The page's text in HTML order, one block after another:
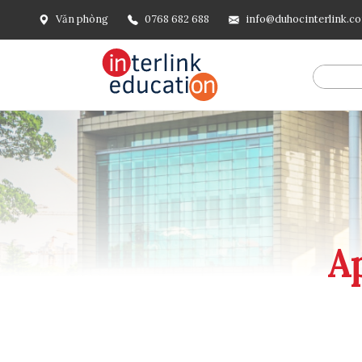
Văn phòng 0768 682 688
@include('frontend.layouts.schema-org', [ 'type' =>
url('/'), ], [ '@type' => 'ListItem', 'position' => 2, 'name' =>
=> url()->current(), ], ], ], ])